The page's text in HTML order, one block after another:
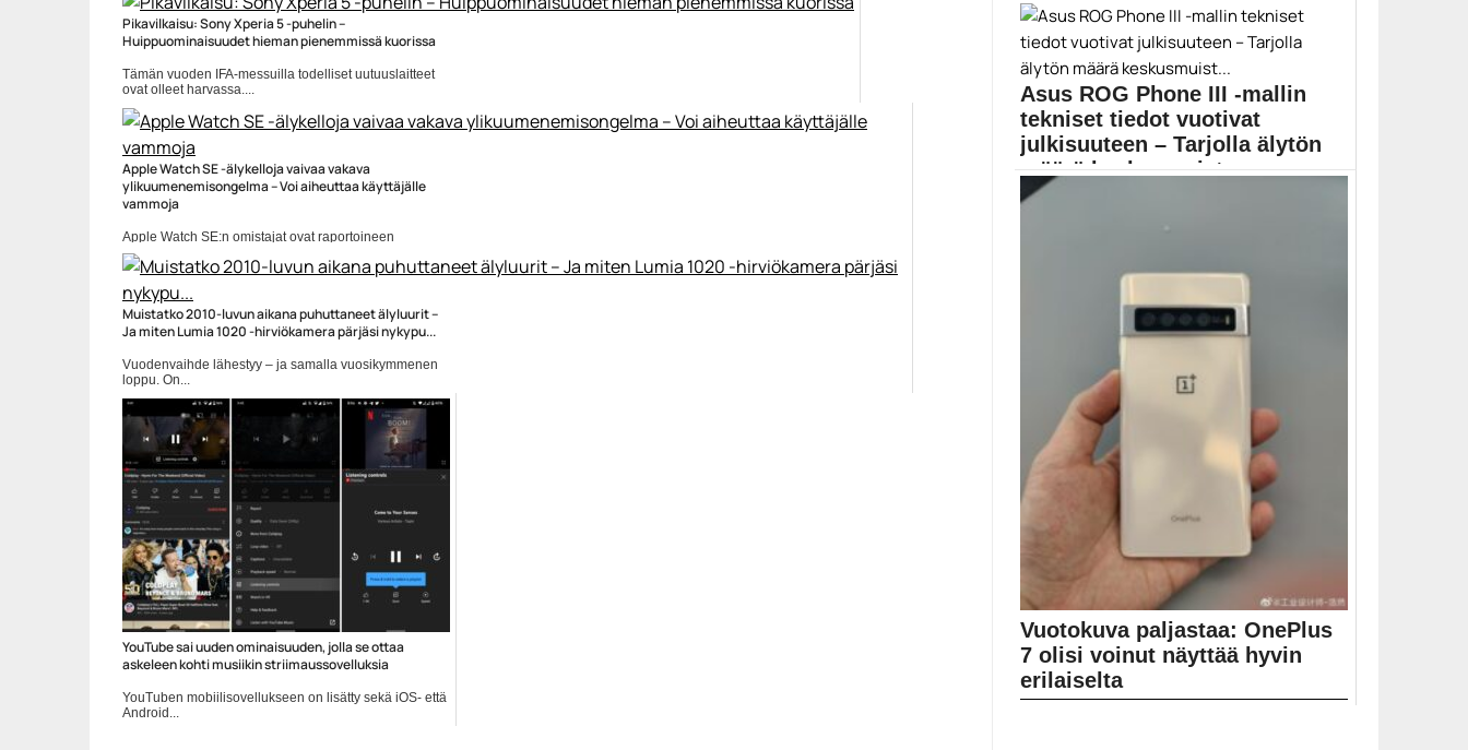
Pikavilkaisu: Sony Xperia 5 -puhelin –
Huippuominaisuudet hieman pienemmissä kuorissa
Tämän vuoden IFA-messuilla todelliset uutuuslaitteet
ovat olleet harvassa....
Mobiili
Apple Watch SE -älykelloja vaivaa vakava
ylikuumenemisongelma – Voi aiheuttaa käyttäjälle
vammoja
Apple Watch SE:n omistajat ovat raportoineen
vakavasta ylikuumenemisongelmasta,...
Apple
Muistatko 2010-luvun aikana puhuttaneet älyluurit –
Ja miten Lumia 1020 -hirviökamera pärjäsi nykypu...
Vuodenvaihde lähestyy – ja samalla vuosikymmenen
loppu. On...
Apple
YouTube sai uuden ominaisuuden, jolla se ottaa
askeleen kohti musiikin striimaussovelluksia
YouTuben mobiilisovellukseen on lisätty sekä iOS- että
Android...
JerryRigEverything on purkanut OnePlus 6T -
Mobiili
Asus ROG Phone III -mallin
tekniset tiedot vuotivat
julkisuuteen – Tarjolla älytön
määrä keskusmuist...
Vuotokuva paljastaa: OnePlus
7 olisi voinut näyttää hyvin
erilaiselta